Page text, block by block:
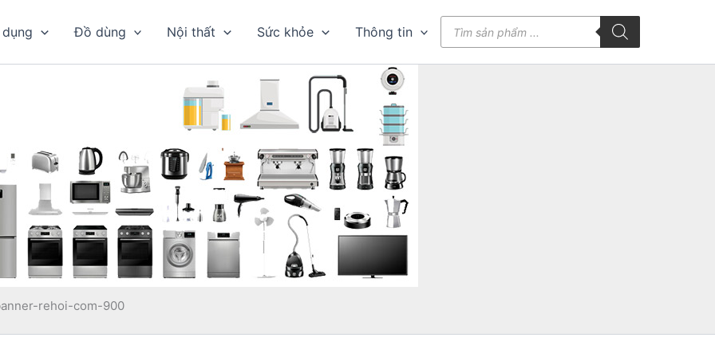
Đồ dùng Nội thất Sức khỏe Thông tin
kiếm
rehoi-com-900